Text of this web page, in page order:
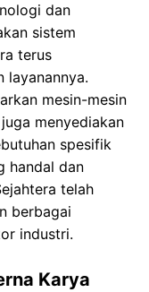
dan
sistem
terus
layanannya.
mesin-mesin
menyediakan
spesifik
handal dan
telah
berbagai
industri.
Karya